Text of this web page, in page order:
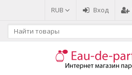
RUB Вход